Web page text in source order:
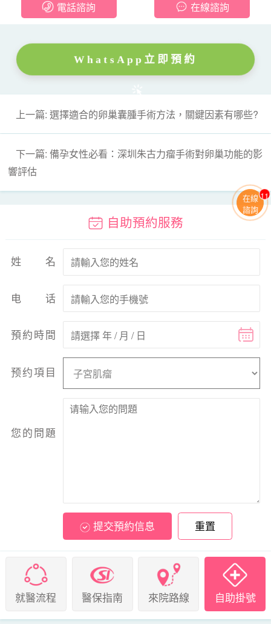
電話諮詢 在線諮詢
WhatsApp立即預約
上一篇: 選擇適合的卵巢囊腫手術方法，關鍵因素有哪些?
下一篇: 備孕女性必看：深圳朱古力瘤手術對卵巢功能的影
響評估
自助預約服務
姓名
电话
預約時間
预约項目
您的問題
提交預約信息 重置
就醫流程 醫保指南 來院路線 自助掛號
在線
諮詢
11